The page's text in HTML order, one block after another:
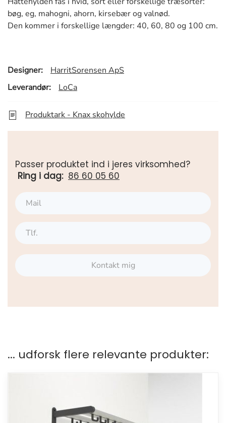
bøg, eg, mahogni, ahorn, kirsebær og valnød.
Den kommer i forskellige længder: 40, 60, 80 og 100 cm.
Designer:
HarritSorensen ApS
Leverandør:
LoCa
Produktark - Knax skohylde
Passer produktet ind i jeres virksomhed?
Ring i dag: 86 60 05 60
Kontakt mig
... udforsk flere relevante produkter: